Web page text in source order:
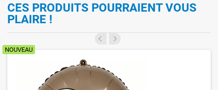
CES PRODUITS POURRAIENT VOUS
PLAIRE !
NOUVEAU